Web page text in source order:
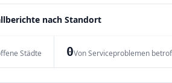
nach Standort
Städte 0Von Serviceproblemen